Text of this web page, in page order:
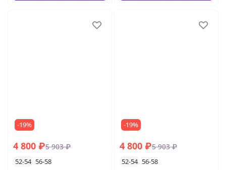
-19%
4 800 ₽5 903 ₽
52-54 56-58
-19%
4 800 ₽5 903 ₽
52-54 56-58